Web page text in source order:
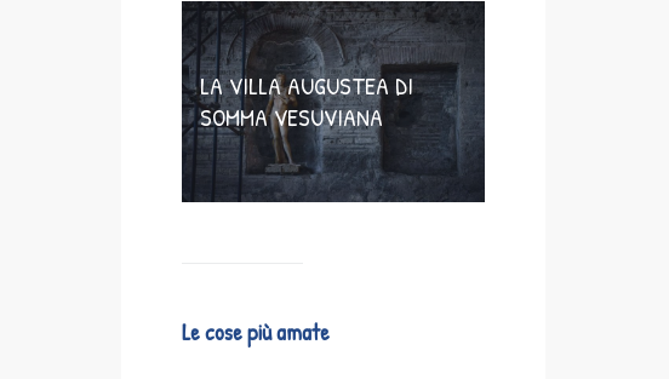
LA VILLA AUGUSTEA DI
SOMMA VESUVIANA
Le cose più amate